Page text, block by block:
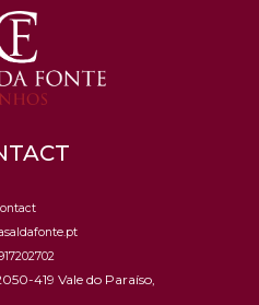
419 Vale do Paraíso,